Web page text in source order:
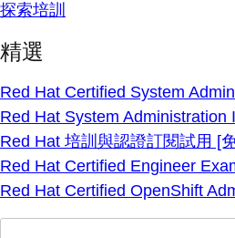
探索培訓
精選
Red Hat Certified System
Red Hat System Administration I
Red Hat 培訓與認證訂閱試用 [
Red Hat Certified Engineer
Red Hat Certified OpenShift